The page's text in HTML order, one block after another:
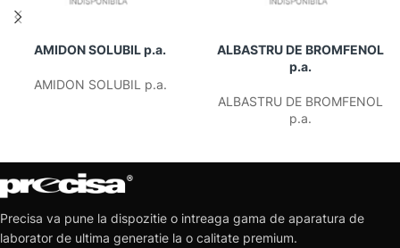
AMIDON SOLUBIL p.a.
AMIDON SOLUBIL p.a.
ALBASTRU DE BROMFENOL
p.a.
ALBASTRU DE BROMFENOL
p.a.
Precisa va pune la dispozitie o intreaga gama de aparatura de
laborator de ultima generatie la o calitate premium.